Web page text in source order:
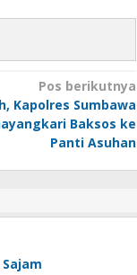
Pos berikutnya
Kapolres Sumbawa
Baksos ke
Panti Asuhan